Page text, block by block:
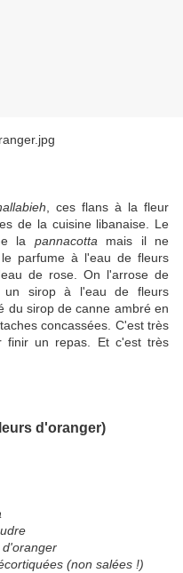
, ces flans à la fleur
de la cuisine libanaise. Le
la pannacotta mais il ne
parfume à l'eau de fleurs
de rose. On l'arrose de
un sirop à l'eau de fleurs
du sirop de canne ambré en
concassées. C'est très
finir un repas. Et c'est très
d'oranger)
d'oranger
(non salées !)